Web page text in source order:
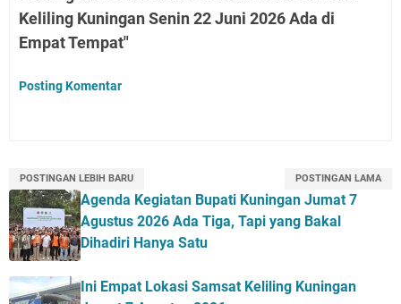
Keliling Kuningan Senin 22 Juni 2026 Ada di
Empat Tempat"
Posting Komentar
POSTINGAN LEBIH BARU POSTINGAN LAMA
Agenda Kegiatan Bupati Kuningan Jumat 7
Agustus 2026 Ada Tiga, Tapi yang Bakal
Dihadiri Hanya Satu
Ini Empat Lokasi Samsat Keliling Kuningan